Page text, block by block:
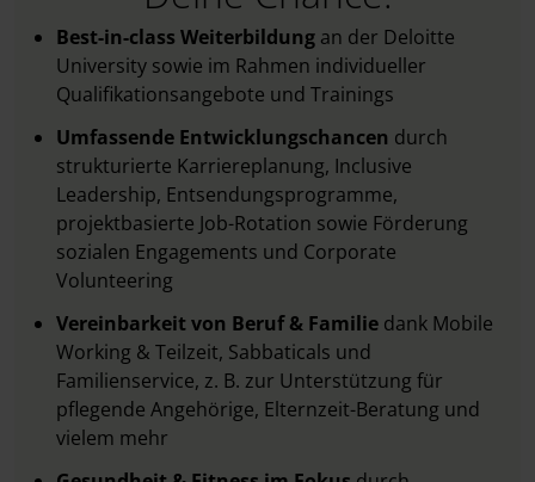
Best-in-class Weiterbildung an der Deloitte
University sowie im Rahmen individueller
Qualifikationsangebote und Trainings
Umfassende Entwicklungschancen durch
strukturierte Karriereplanung, Inclusive
Leadership, Entsendungsprogramme,
projektbasierte Job-Rotation sowie Förderung
sozialen Engagements und Corporate
Volunteering
Vereinbarkeit von Beruf & Familie dank Mobile
Working & Teilzeit, Sabbaticals und
Familienservice, z. B. zur Unterstützung für
pflegende Angehörige, Elternzeit-Beratung und
vielem mehr